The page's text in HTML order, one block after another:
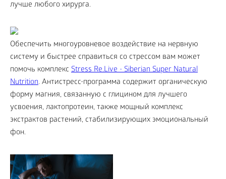
лучше любого хирурга.
Обеспечить многоуровневое воздействие на нервную
систему и быстрее справиться со стрессом вам может
помочь комплекс Stress Re.Live - Siberian Super Natural
Nutrition. Антистресс-программа содержит органическую
форму магния, связанную с глицином для лучшего
усвоения, лактопротеин, также мощный комплекс
экстрактов растений, стабилизирующих эмоциональный
фон.